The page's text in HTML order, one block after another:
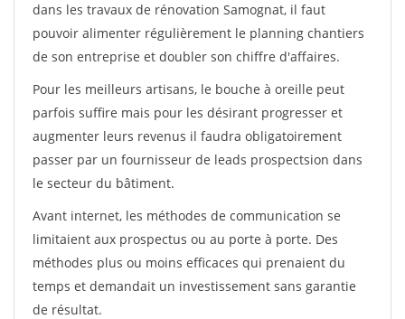
dans les travaux de rénovation Samognat, il faut
pouvoir alimenter régulièrement le planning chantiers
de son entreprise et doubler son chiffre d'affaires.
Pour les meilleurs artisans, le bouche à oreille peut
parfois suffire mais pour les désirant progresser et
augmenter leurs revenus il faudra obligatoirement
passer par un fournisseur de leads prospectsion dans
le secteur du bâtiment.
Avant internet, les méthodes de communication se
limitaient aux prospectus ou au porte à porte. Des
méthodes plus ou moins efficaces qui prenaient du
temps et demandait un investissement sans garantie
de résultat.